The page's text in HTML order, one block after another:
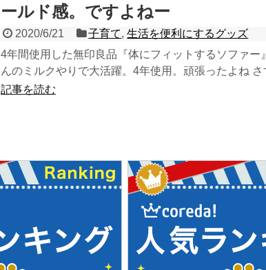
ールド感。ですよねー
2020/6/21 子育て,生活を便利にするグッズ
4年間使用した無印良品『体にフィットするソファー
んのミルクやりで大活躍。4年使用。頑張ったよね さ
記事を読む